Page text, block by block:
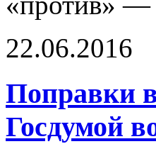
22.06.2016
Поправки
Госдумой